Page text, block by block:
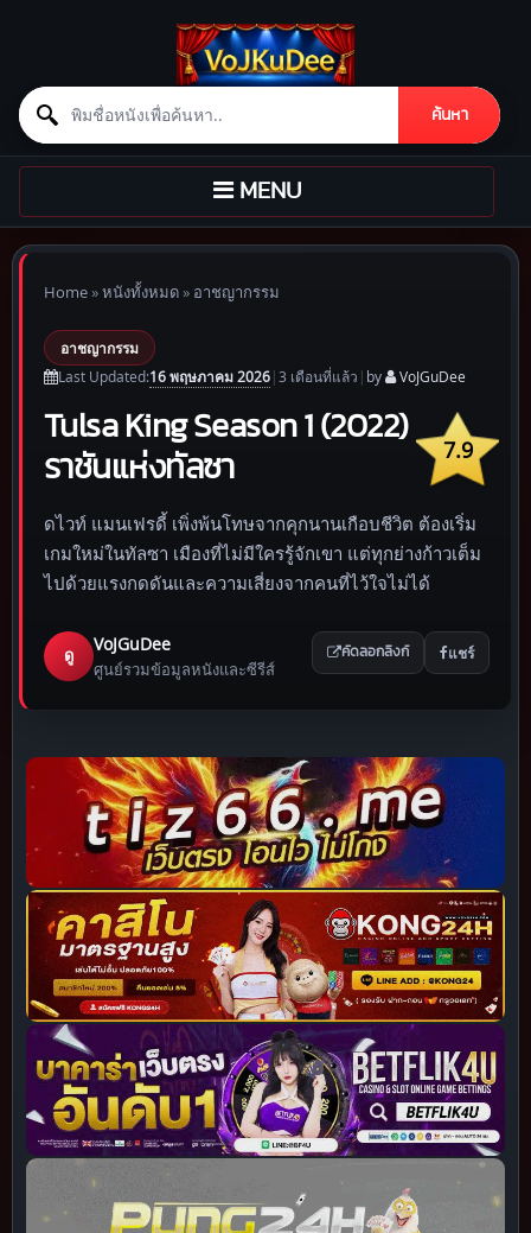
Search for:
ค้นหา
Skip to content
TOGGLE
NAVIGATION
MENU
Home»หนังทั้งหมด» อาชญากรรม
อาชญากรรม
Last Updated:16 พฤษภาคม 2026|3 เดือนที่แล้ว | by VoJGuDee
7.9
Tulsa King Season 1 (2022)
ราชันแห่งทัลซา
ดไวท์ แมนเฟรดี้ เพิ่งพ้นโทษจากคุกนานเกือบชีวิต ต้องเริ่ม
เกมใหม่ในทัลซา เมืองที่ไม่มีใครรู้จักเขา แต่ทุกย่างก้าวเต็ม
ไปด้วยแรงกดดันและความเสี่ยงจากคนที่ไว้ใจไม่ได้
ดู
VoJGuDee
ศูนย์รวมข้อมูลหนังและซีรีส์
คัดลอกลิงก์ แชร์